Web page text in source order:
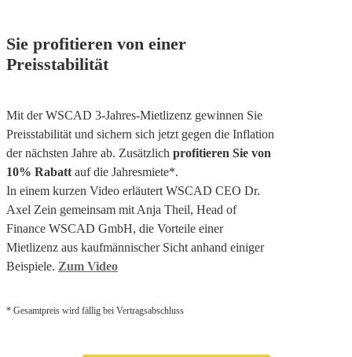
Sie profitieren von einer
Preisstabilität
Mit der WSCAD 3-Jahres-Mietlizenz gewinnen Sie
Preisstabilität und sichern sich jetzt gegen die Inflation
der nächsten Jahre ab. Zusätzlich profitieren Sie von
10% Rabatt auf die Jahresmiete*.
In einem kurzen Video erläutert WSCAD CEO Dr.
Axel Zein gemeinsam mit Anja Theil, Head of
Finance WSCAD GmbH, die Vorteile einer
Mietlizenz aus kaufmännischer Sicht anhand einiger
Beispiele. Zum Video
* Gesamtpreis wird fällig bei Vertragsabschluss